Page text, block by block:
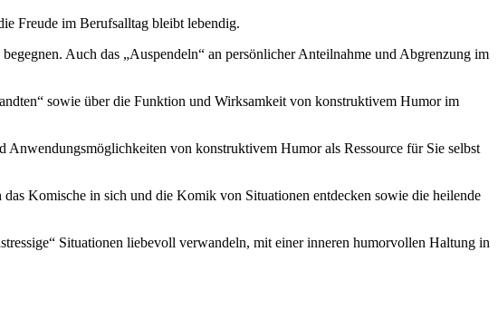
Freude im Berufsalltag bleibt lebendig.
Auch das „Auspendeln“ an persönlicher Anteilnahme und Abgrenzung im
sowie über die Funktion und Wirksamkeit von konstruktivem Humor im
von konstruktivem Humor als Ressource für Sie selbst
Komische in sich und die Komik von Situationen entdecken sowie die heilende
Situationen liebevoll verwandeln, mit einer inneren humorvollen Haltung in